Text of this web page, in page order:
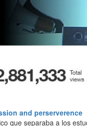
and perserverence
que separaba a los